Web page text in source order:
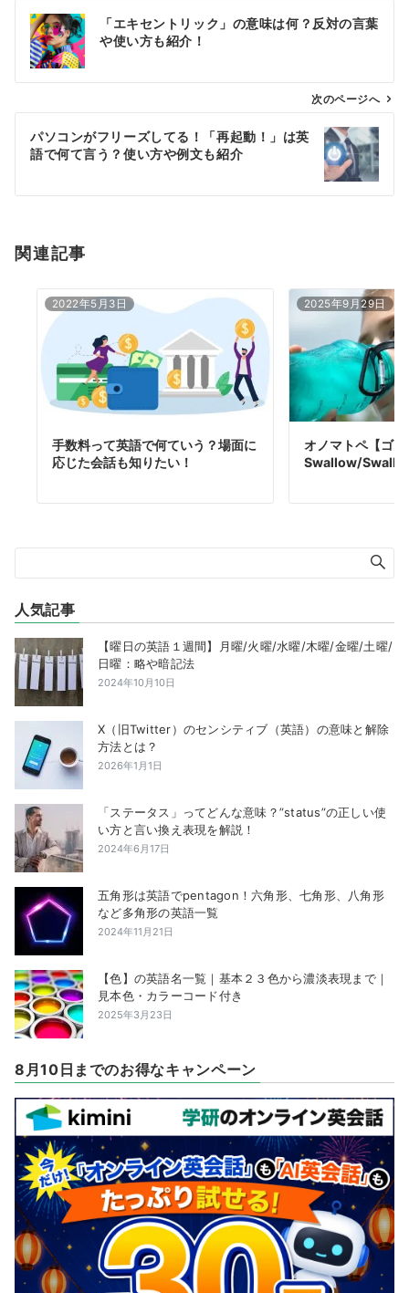
ン
「エキセントリック」の意味は何？反対の言葉
や使い方も紹介！
次のページへ
パソコンがフリーズしてる！「再起動！」は英
語で何て言う？使い方や例文も紹介
関連記事
2022年5月3日
手数料って英語で何ていう？場面に
応じた会話も知りたい！
2025年9月29日
オノマトペ【ゴ
Swallow/
人気記事
【曜日の英語１週間】月曜/火曜/水曜/木曜/金曜/土曜/
日曜：略や暗記法
2024年10月10日
X（旧Twitter）のセンシティブ（英語）の意味と解除
方法とは？
2026年1月1日
「ステータス」ってどんな意味？”status”の正しい使
い方と言い換え表現を解説！
2024年6月17日
五角形は英語でpentagon！六角形、七角形、八角形
など多角形の英語一覧
2024年11月21日
【色】の英語名一覧｜基本２３色から濃淡表現まで｜
見本色・カラーコード付き
2025年3月23日
8月10日までのお得なキャンペーン